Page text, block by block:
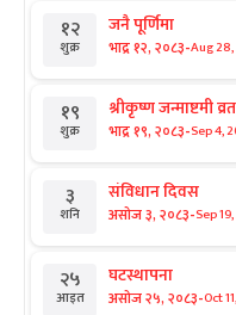
१२
शुक्र
जनै पूर्णिमा
भाद्र १२, २०८३-Aug
१९
शुक्र
श्रीकृष्ण जन्माष्टमी व्रत
भाद्र १९, २०८३-Sep 4,
३
शनि
संविधान दिवस
असोज ३, २०८३-Sep
२५
आइत
घटस्थापना
असोज २५, २०८३-Oct